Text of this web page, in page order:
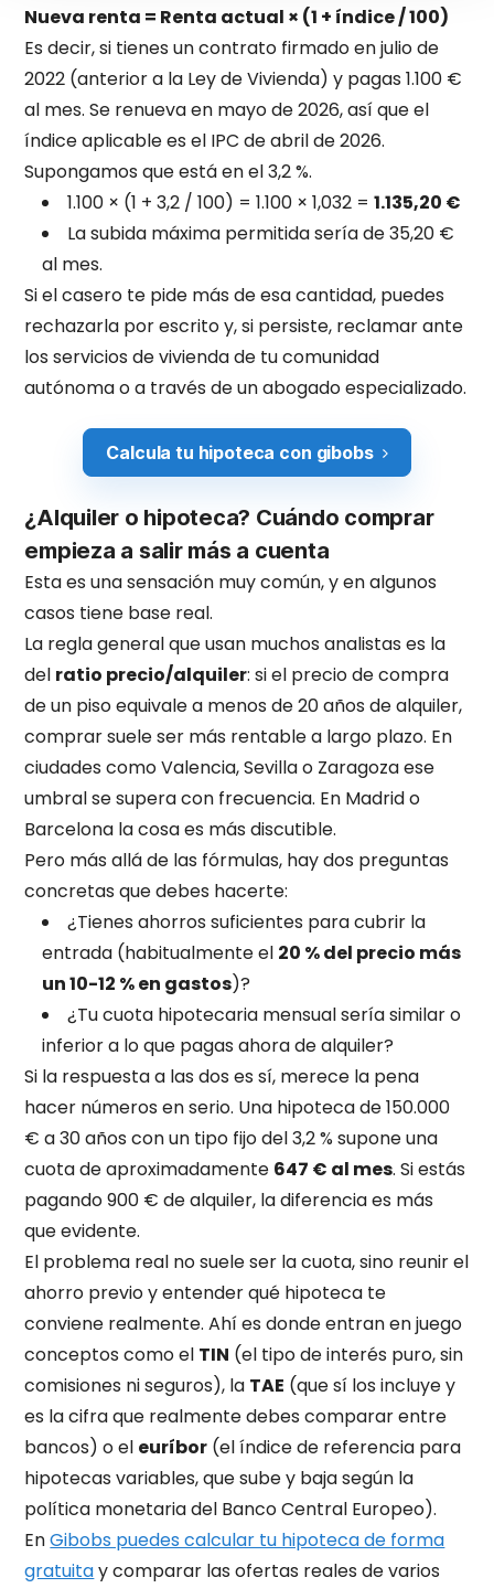
Nueva renta = Renta actual × (1 + índice / 100)
Es decir, si tienes un contrato firmado en julio de
2022 (anterior a la Ley de Vivienda) y pagas 1.100 €
al mes. Se renueva en mayo de 2026, así que el
índice aplicable es el IPC de abril de 2026.
Supongamos que está en el 3,2 %.
1.100 × (1 + 3,2 / 100) = 1.100 × 1,032 =1.135,20 €
La subida máxima permitida sería de 35,20 €
al mes.
Si el casero te pide más de esa cantidad, puedes
rechazarla por escrito y, si persiste, reclamar ante
los servicios de vivienda de tu comunidad
autónoma o a través de un abogado especializado.
Calcula tu hipoteca con gibobs
¿Alquiler o hipoteca? Cuándo comprar
empieza a salir más a cuenta
Esta es una sensación muy común, y en algunos
casos tiene base real.
La regla general que usan muchos analistas es la
del ratio precio/alquiler: si el precio de compra
de un piso equivale a menos de 20 años de alquiler,
comprar suele ser más rentable a largo plazo. En
ciudades como Valencia, Sevilla o Zaragoza ese
umbral se supera con frecuencia. En Madrid o
Barcelona la cosa es más discutible.
Pero más allá de las fórmulas, hay dos preguntas
concretas que debes hacerte:
¿Tienes ahorros suficientes para cubrir la
entrada (habitualmente el 20 % del precio más
un 10-12 % en gastos)?
¿Tu cuota hipotecaria mensual sería similar o
inferior a lo que pagas ahora de alquiler?
Si la respuesta a las dos es sí, merece la pena
hacer números en serio. Una hipoteca de 150.000
€ a 30 años con un tipo fijo del 3,2 % supone una
cuota de aproximadamente 647 € al mes. Si estás
pagando 900 € de alquiler, la diferencia es más
que evidente.
El problema real no suele ser la cuota, sino reunir el
ahorro previo y entender qué hipoteca te
conviene realmente. Ahí es donde entran en juego
conceptos como el TIN (el tipo de interés puro, sin
comisiones ni seguros), la TAE (que sí los incluye y
es la cifra que realmente debes comparar entre
bancos) o el euríbor (el índice de referencia para
hipotecas variables, que sube y baja según la
política monetaria del Banco Central Europeo).
EnGibobs puedes calcular tu hipoteca de forma
gratuitay comparar las ofertas reales de varios